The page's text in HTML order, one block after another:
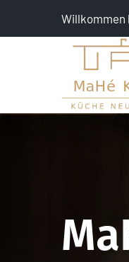
Willkommen